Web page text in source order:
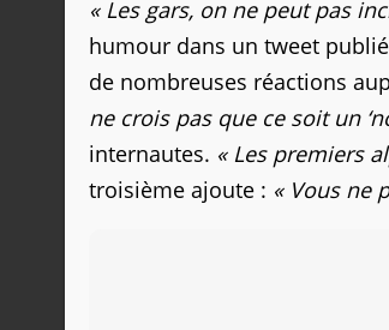
« Les gars, on ne peut pas
humour dans un tweet
de nombreuses réactions
ne crois pas que ce soit un
internautes. « Les premiers
troisième ajoute : « Vous ne